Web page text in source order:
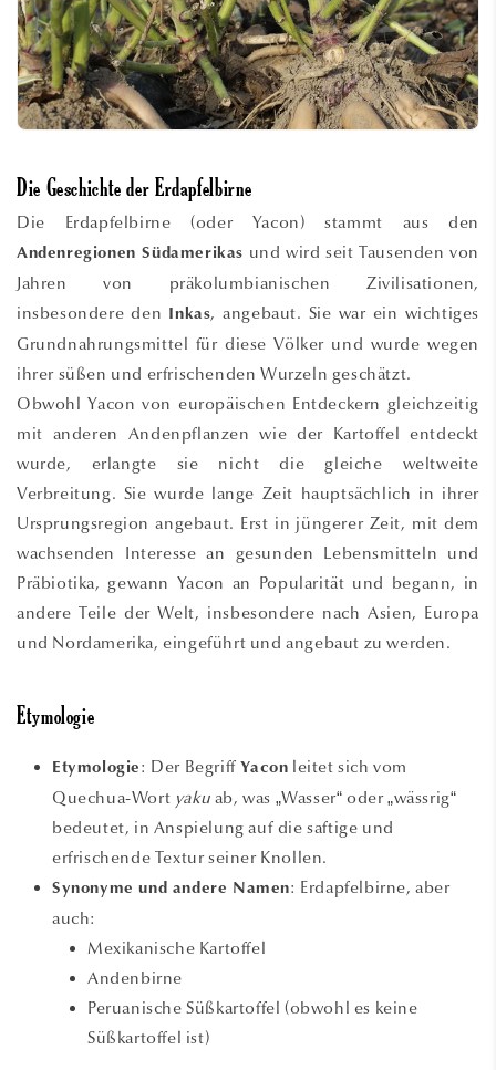
Die Geschichte der Erdapfelbirne
Die Erdapfelbirne (oder Yacon) stammt aus den
Andenregionen Südamerikas und wird seit Tausenden von
Jahren von präkolumbianischen Zivilisationen,
insbesondere den
Inkas, angebaut. Sie war ein wichtiges
Grundnahrungsmittel für diese Völker und wurde wegen
ihrer süßen und erfrischenden Wurzeln geschätzt.
Obwohl Yacon von europäischen Entdeckern gleichzeitig
mit anderen Andenpflanzen wie der Kartoffel entdeckt
wurde, erlangte sie nicht die gleiche weltweite
Verbreitung. Sie wurde lange Zeit hauptsächlich in ihrer
Ursprungsregion angebaut. Erst in jüngerer Zeit, mit dem
wachsenden Interesse an gesunden Lebensmitteln und
Präbiotika, gewann Yacon an Popularität und begann, in
andere Teile der Welt, insbesondere nach Asien, Europa
und Nordamerika, eingeführt und angebaut zu werden.
Etymologie
Etymologie : Der BegriffYacon leitet sich vom
Quechua-Wort yaku ab, was „Wasser“ oder „wässrig“
bedeutet, in Anspielung auf die saftige und
erfrischende Textur seiner Knollen.
Synonyme und andere Namen: Erdapfelbirne, aber
auch:
Mexikanische Kartoffel
Andenbirne
Peruanische Süßkartoffel (obwohl es keine
Süßkartoffel ist)